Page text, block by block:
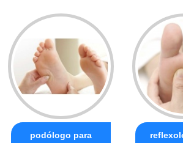
podólogo para